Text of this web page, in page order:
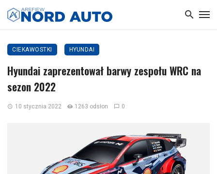
CIEKAWOSTKI HYUNDAI
Hyundai zaprezentował barwy zespołu WRC na
sezon 2022
10 stycznia 2022 1263 odsłon 0